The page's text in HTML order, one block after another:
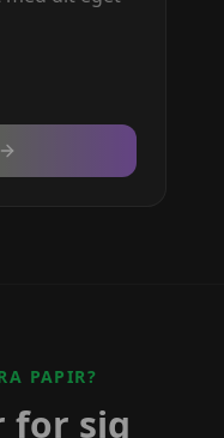
PAPIR?
for sig